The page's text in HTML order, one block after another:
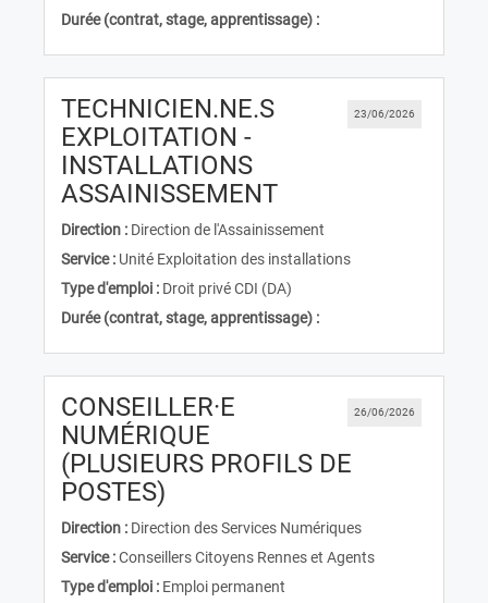
Durée (contrat, stage, apprentissage) :
23/06/2026
TECHNICIEN.NE.S
EXPLOITATION -
INSTALLATIONS
ASSAINISSEMENT(Nouvelle fenêtre)
Direction : Direction de l'Assainissement
Service : Unité Exploitation des installations
Type d'emploi : Droit privé CDI (DA)
Durée (contrat, stage, apprentissage) :
26/06/2026
CONSEILLER·E
NUMÉRIQUE
(PLUSIEURS PROFILS DE
POSTES)
Direction : Direction des Services Numériques
Service :Conseillers Citoyens Rennes et Agents
Type d'emploi : Emploi permanent